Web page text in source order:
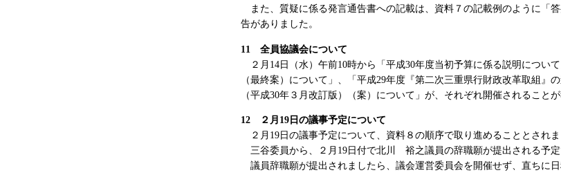
また、質疑に係る発言通告書への記載は、資料７の記載例のように「
告がありました。
11
全員協議会について
２月14日（水）午前10時から「平成30年度当初予算に係る説明につい
（最終案）について」、「平成29年度『第二次三重県行財政改革取組
（平成30年３月改訂版）（案）について」が、それぞれ開催されることが
12 ２月19日の議事予定について
２月19日の議事予定について、資料８の順序で取り進めることとされま
三谷委員から、２月19日付で北川 裕之議員の辞職願が提出される予定
議員辞職願が提出されましたら、議会運営委員会を開催せず、直ちに